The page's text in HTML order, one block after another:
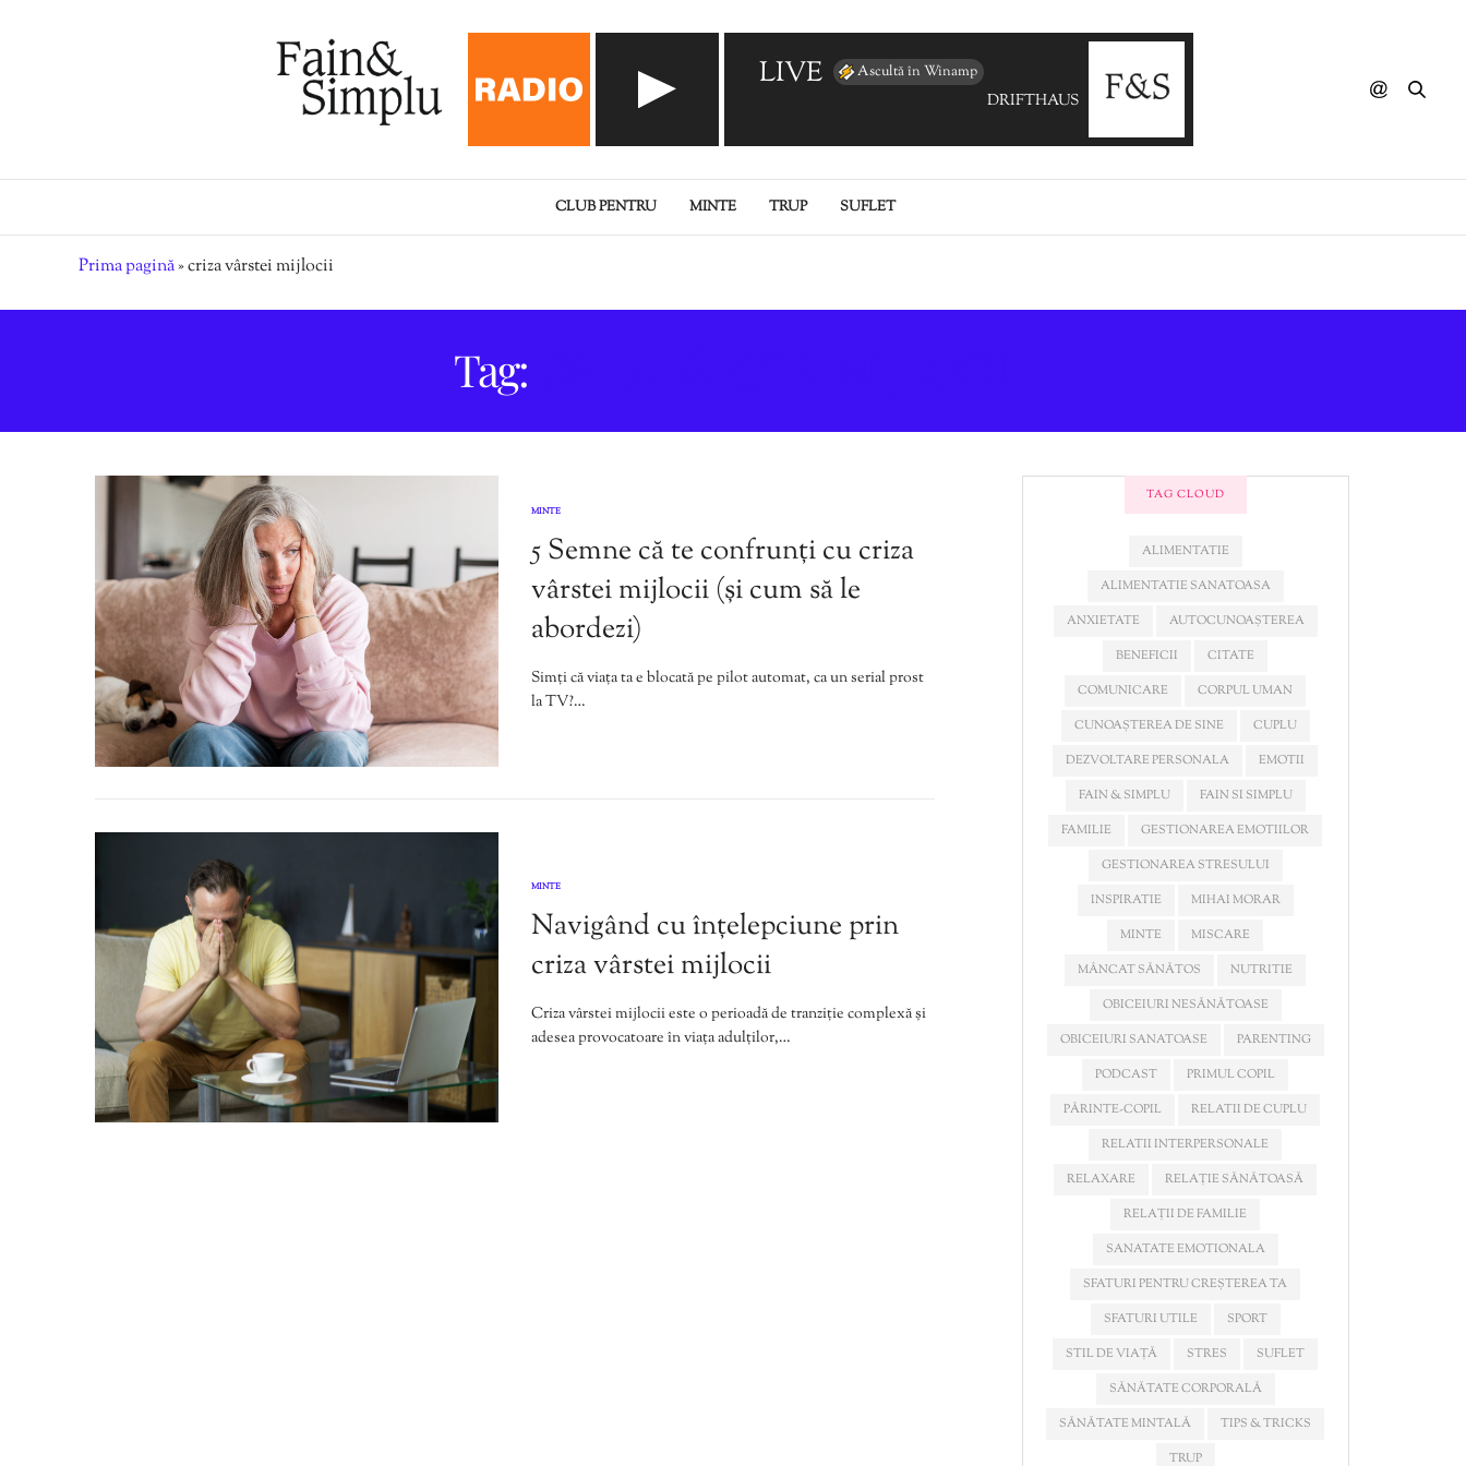
LIVE Ascultă în Winamp
DRIFTHAUS - Ordinary Feels Borrowed
CLUB PENTRU MINTE TRUP SUFLET
Prima pagină»criza vârstei mijlocii
Tag:
MINTE
5 Semne că te confrunți cu criza
vârstei mijlocii (și cum să le
abordezi)
Simți că viața ta e blocată pe pilot automat, ca un serial prost
la TV?…
MINTE
Navigând cu înțelepciune prin
criza vârstei mijlocii
Criza vârstei mijlocii este o perioadă de tranziție complexă și
adesea provocatoare în viața adulților,…
TAG CLOUD
ALIMENTATIE
ALIMENTATIE SANATOASA
ANXIETATE
AUTOCUNOAȘTEREA
BENEFICII
CITATE
COMUNICARE
CORPUL UMAN
CUNOAȘTEREA DE SINE
CUPLU
DEZVOLTARE PERSONALA
EMOTII
FAIN & SIMPLU
FAIN SI SIMPLU
FAMILIE
GESTIONAREA EMOTIILOR
GESTIONAREA STRESULUI
INSPIRATIE
MIHAI MORAR
MINTE
MISCARE
MÂNCAT SĂNĂTOS
NUTRITIE
OBICEIURI NESĂNĂTOASE
OBICEIURI SANATOASE
PARENTING
PODCAST
PRIMUL COPIL
PĂRINTE-COPIL
RELATII DE CUPLU
RELATII INTERPERSONALE
RELAXARE
RELAȚIE SĂNĂTOASĂ
RELAȚII DE FAMILIE
SANATATE EMOTIONALA
SFATURI PENTRU CREȘTEREA TA
SFATURI UTILE
SPORT
STIL DE VIAȚĂ
STRES
SUFLET
SĂNĂTATE CORPORALĂ
SĂNĂTATE MINTALĂ
TIPS & TRICKS
TRUP